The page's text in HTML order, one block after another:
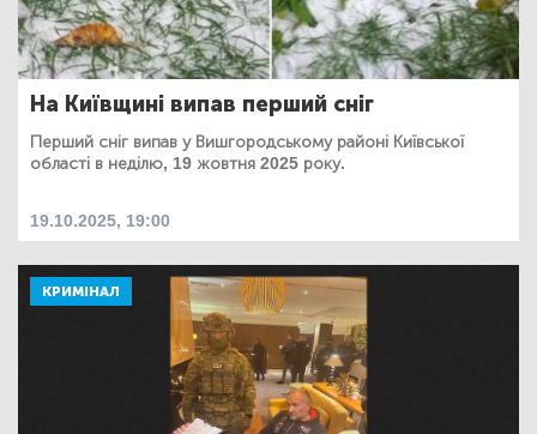
На Київщині випав перший сніг
Перший сніг випав у Вишгородському районі Київської
області в неділю, 19 жовтня 2025 року.
19.10.2025, 19:00
КРИМІНАЛ